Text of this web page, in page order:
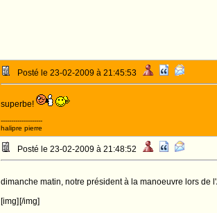
Posté le 23-02-2009 à 21:45:53
superbe!
--------------------
halipre pierre
Posté le 23-02-2009 à 21:48:52
dimanche matin, notre président à la manoeuvre lors de
[img] [/img]